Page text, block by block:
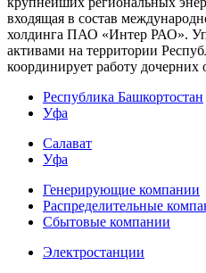
входящая в состав
холдинга ПАО «Интер РАО».
активами на территории
координирует работу
Республика Башкортостан
Уфа
Салават
Уфа
Генерирующие компании
Распределительные
Сбытовые компании
Электростанции